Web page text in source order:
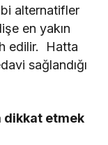
alternatifler
en yakın
edilir. Hatta
sağlandığı
dikkat etmek